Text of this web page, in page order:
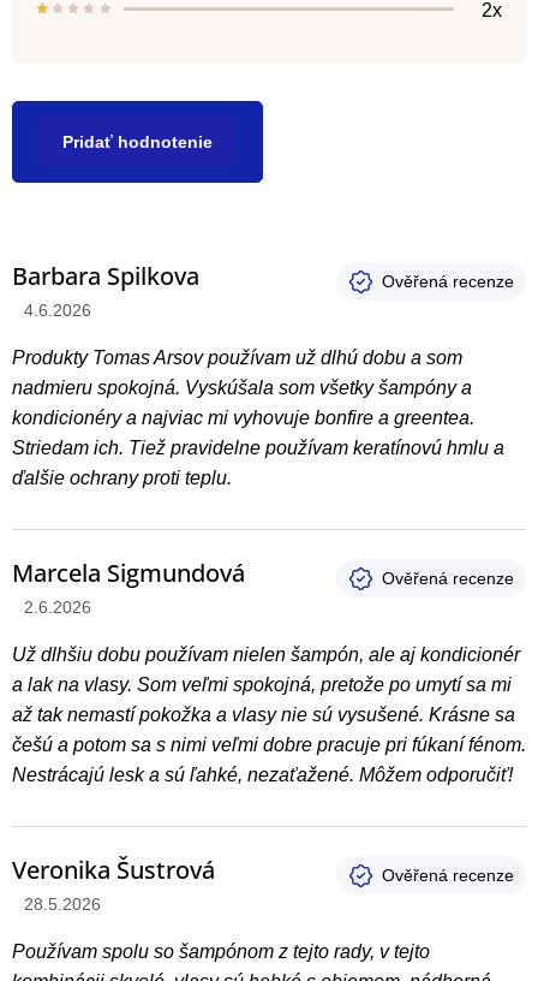
2x
Pridať hodnotenie
ý
p
i
s
h
o
d
n
o
t
n
í
Barbara Spilkova
Hodnotenie produktu je 5 z 5 hviezdičiek.
4.6.2026
Produkty Tomas Arsov používam už dlhú dobu a som
nadmieru spokojná. Vyskúšala som všetky šampóny a
kondicionéry a najviac mi vyhovuje bonfire a greentea.
Striedam ich. Tiež pravidelne používam keratínovú hmlu a
ďalšie ochrany proti teplu.
Marcela Sigmundová
Hodnotenie produktu je 5 z 5 hviezdičiek.
2.6.2026
Už dlhšiu dobu používam nielen šampón, ale aj kondicionér
a lak na vlasy. Som veľmi spokojná, pretože po umytí sa mi
až tak nemastí pokožka a vlasy nie sú vysušené. Krásne sa
češú a potom sa s nimi veľmi dobre pracuje pri fúkaní fénom.
Nestrácajú lesk a sú ľahké, nezaťažené. Môžem odporučiť!
Veronika Šustrová
Hodnotenie produktu je 5 z 5 hviezdičiek.
28.5.2026
Používam spolu so šampónom z tejto rady, v tejto